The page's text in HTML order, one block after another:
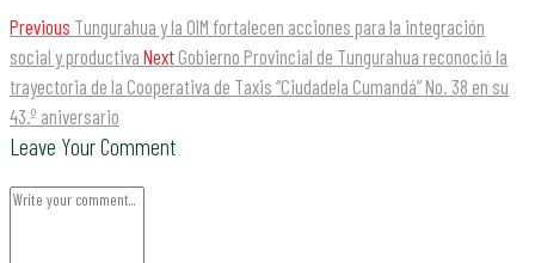
Previous Tungurahua y la OIM fortalecen acciones para la integración
social y productiva Next Gobierno Provincial de Tungurahua reconoció la
trayectoria de la Cooperativa de Taxis “Ciudadela Cumandá” No. 38 en su
43.º aniversario
Leave Your Comment